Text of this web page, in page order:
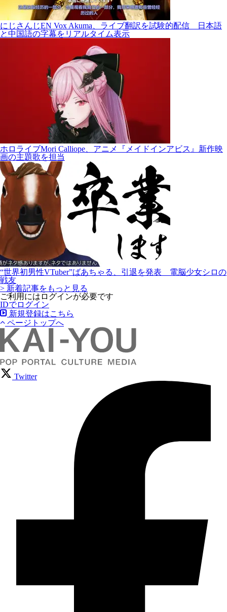
にじさんじEN Vox Akuma、ライブ翻訳を試験的配信 日本語
と中国語の字幕をリアルタイム表示
ホロライブMori Calliope、アニメ『メイドインアビス』新作映
画の主題歌を担当
“世界初男性VTuber”ばあちゃる、引退を発表 電脳少女シロの
戦友
> 新着記事をもっと見る
ご利用にはログインが必要です
IDでログイン
新規登録はこちら
ページトップへ
Twitter